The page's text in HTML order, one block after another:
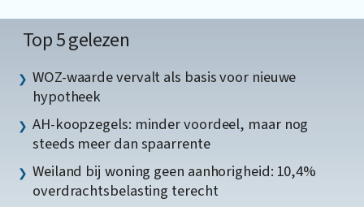
Top 5 gelezen
WOZ-waarde vervalt als basis voor nieuwe
hypotheek
AH-koopzegels: minder voordeel, maar nog
steeds meer dan spaarrente
Weiland bij woning geen aanhorigheid: 10,4%
overdrachtsbelasting terecht